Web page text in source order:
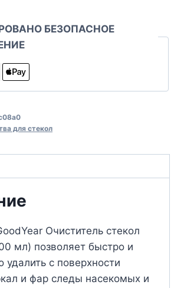
БЕЗОПАСНОЕ
для стекол
Очиститель стекол
мл) позволяет быстро и
удалить с поверхности
и фар следы насекомых и